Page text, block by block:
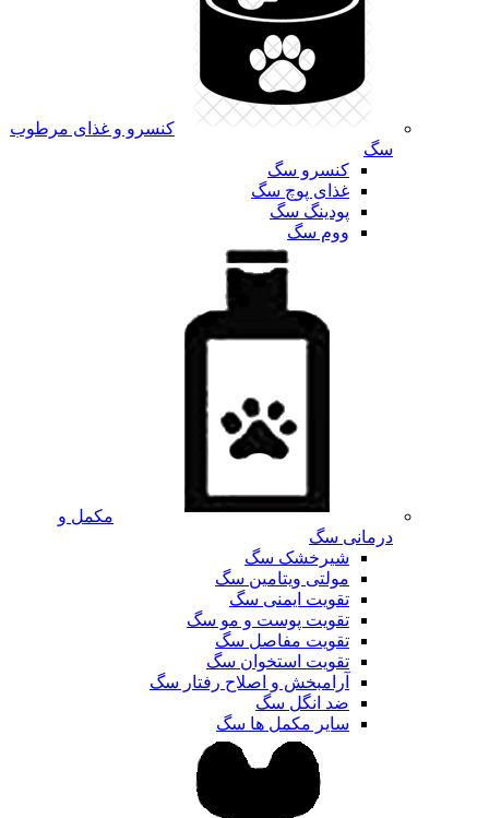
کنسرو و غذای مرطوب
سگ
کنسرو سگ
غذای پوچ سگ
پودینگ سگ
ووم سگ
مکمل و
درمانی سگ
شیرخشک سگ
مولتی ویتامین سگ
تقویت ایمنی سگ
تقویت پوست و مو سگ
تقویت مفاصل سگ
تقویت استخوان سگ
آرامبخش و اصلاح رفتار سگ
ضد انگل سگ
سایر مکمل ها سگ